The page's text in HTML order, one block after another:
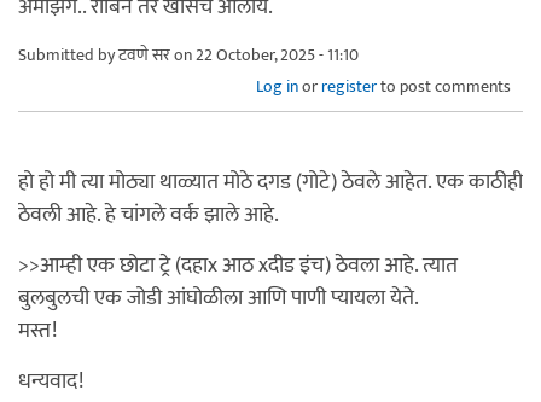
अमेझिंग.. रॉबिन तर खासच आलाय.
Submitted byटवणे सरon 22 October, 2025 - 11:10
Log inorregisterto post comments
हो हो मी त्या मोठ्या थाळ्यात मोठे दगड (गोटे) ठेवले आहेत. एक काठीही
ठेवली आहे. हे चांगले वर्क झाले आहे.
>>आम्ही एक छोटा ट्रे (दहाx आठ xदीड इंच) ठेवला आहे. त्यात
बुलबुलची एक जोडी आंघोळीला आणि पाणी प्यायला येते.
मस्त!
धन्यवाद!